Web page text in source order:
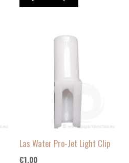
Las Water Pro-Jet Light Clip
€1.00